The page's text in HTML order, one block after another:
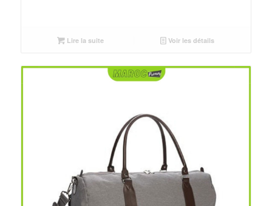
Lire la suite Voir les détails